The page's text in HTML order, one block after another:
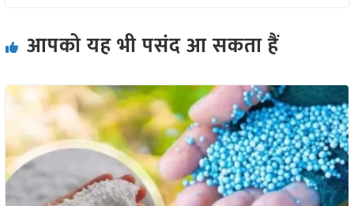
आपको यह भी पसंद आ सकता हैं